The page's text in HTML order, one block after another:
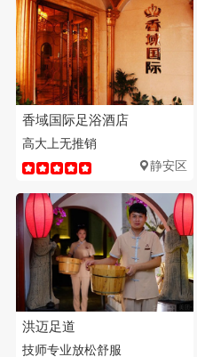
香域国际足浴酒店
高大上无推销
静安区
洪迈足道
技师专业放松舒服